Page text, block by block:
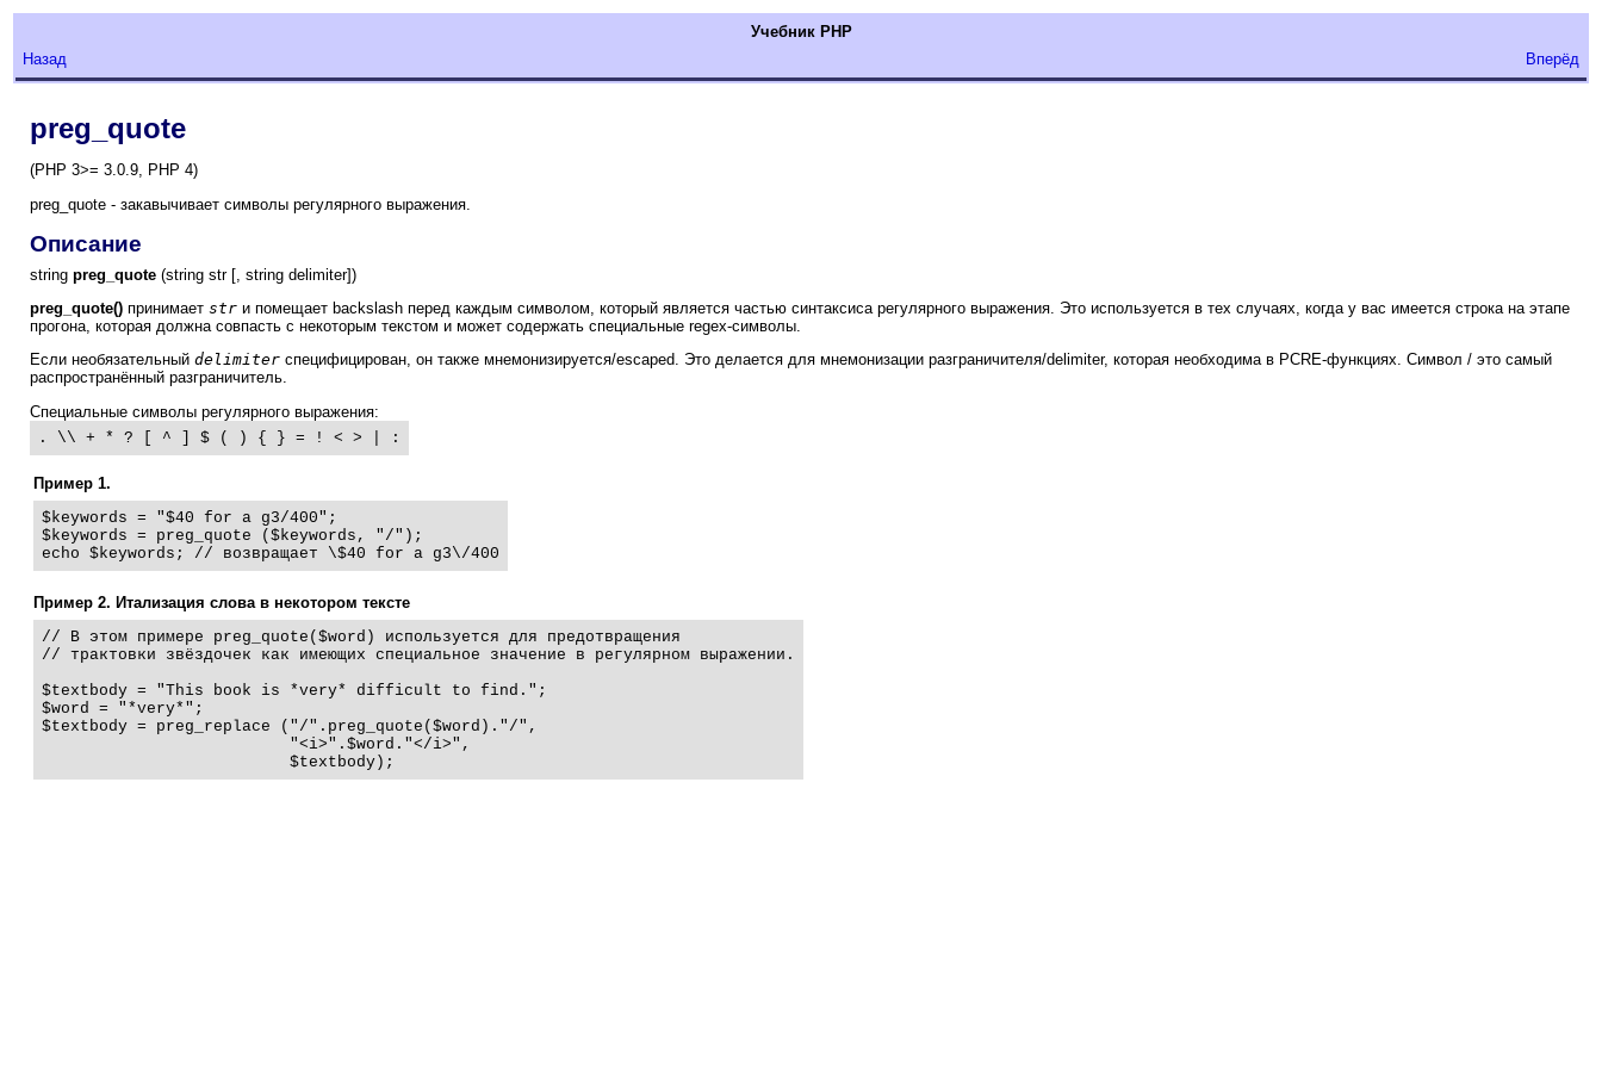
Учебник РНР
Назад
Вперёд
preg_quote
(PHP 3>= 3.0.9, PHP 4)
preg_quote - закавычивает символы регулярного выражения.
Описание
string preg_quote (string str [, string delimiter])
preg_quote() принимает str и помещает backslash перед каждым символом, который является частью синтаксиса регулярного выражения. Это используется в тех случаях, когда у вас имеется строка на этапе
прогона, которая должна совпасть с некоторым текстом и может содержать специальные regex-символы.
Если необязательный delimiter специфицирован, он также мнемонизируется/escaped. Это делается для мнемонизации разграничителя/delimiter, которая необходима в PCRE-функциях. Символ / это самый
распространённый разграничитель.
Специальные символы регулярного выражения:
. \\ + * ? [ ^ ] $ ( ) { } = ! < > | :
Пример 1.
$keywords = "$40 for a g3/400";
$keywords = preg_quote ($keywords, "/");
echo $keywords; // возвращает \$40 for a g3\/400
Пример 2. Итализация слова в некотором тексте
// В этом примере preg_quote($word) используется для предотвращения
// трактовки звёздочек как имеющих специальное значение в регулярном выражении.
$textbody = "This book is *very* difficult to find.";
$word = "*very*";
$textbody = preg_replace ("/".preg_quote($word)."/",
                          "<i>".$word."</i>",
                          $textbody);